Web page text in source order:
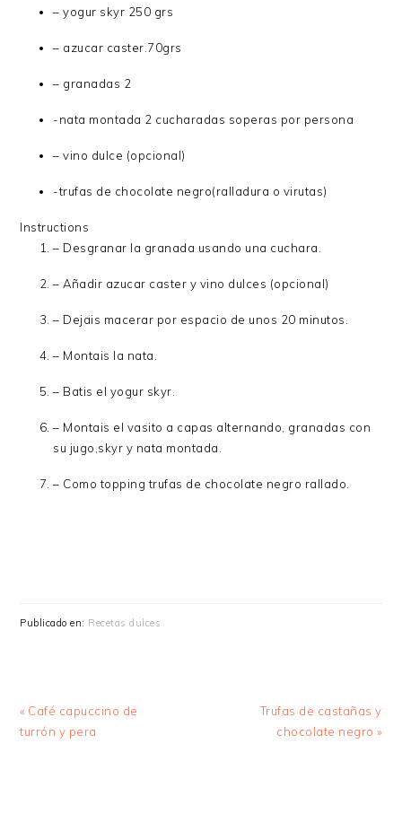
– yogur skyr 250 grs
– azucar caster.70grs
– granadas 2
-nata montada 2 cucharadas soperas por persona
– vino dulce (opcional)
-trufas de chocolate negro(ralladura o virutas)
Instructions
– Desgranar la granada usando una cuchara.
– Añadir azucar caster y vino dulces (opcional)
– Dejais macerar por espacio de unos 20 minutos.
– Montais la nata.
– Batis el yogur skyr.
– Montais el vasito a capas alternando, granadas con
su jugo,skyr y nata montada.
– Como topping trufas de chocolate negro rallado.
Publicado en: Recetas dulces
Entrada
anterior:
« Café capuccino de
turrón y pera
Siguiente
entrada:
Trufas de castañas y
chocolate negro »